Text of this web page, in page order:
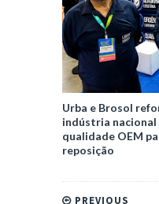
Urba e Brosol
indústria nacional
qualidade OEM
reposição
PREVIOUS